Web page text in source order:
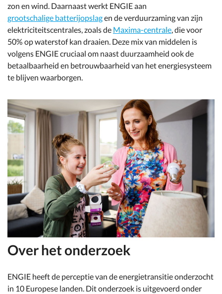
zon en wind. Daarnaast werkt ENGIE aan
grootschalige batterijopslagen de verduurzaming van zijn
elektriciteitscentrales, zoals de Maxima-centrale , die voor
50% op waterstof kan draaien. Deze mix van middelen is
volgens ENGIE cruciaal om naast duurzaamheid ook de
betaalbaarheid en betrouwbaarheid van het energiesysteem
te blijven waarborgen.
Over het onderzoek
ENGIE heeft de perceptie van de energietransitie onderzocht
in 10 Europese landen. Dit onderzoek is uitgevoerd onder